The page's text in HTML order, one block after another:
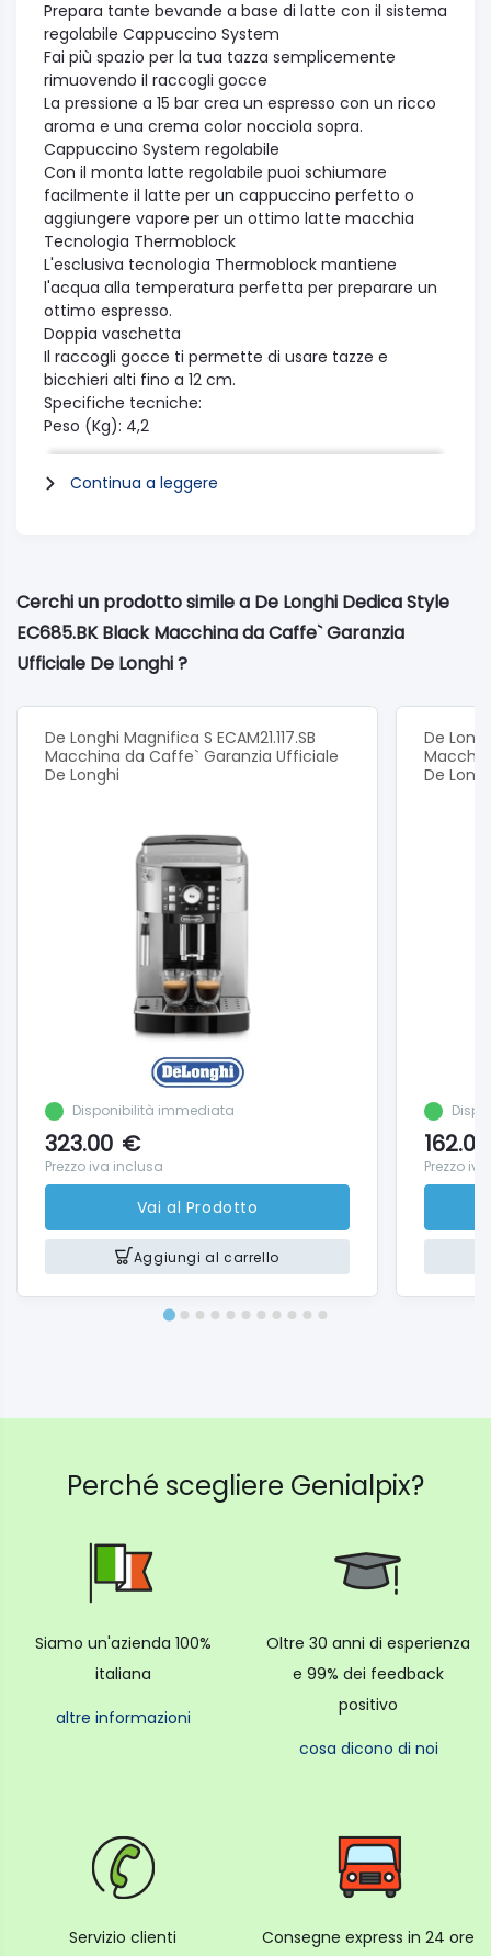
Prepara tante bevande a base di latte con il sistema
regolabile Cappuccino System
Fai più spazio per la tua tazza semplicemente
rimuovendo il raccogli gocce
La pressione a 15 bar crea un espresso con un ricco
aroma e una crema color nocciola sopra.
Cappuccino System regolabile
Con il monta latte regolabile puoi schiumare
facilmente il latte per un cappuccino perfetto o
aggiungere vapore per un ottimo latte macchia
Tecnologia Thermoblock
L'esclusiva tecnologia Thermoblock mantiene
l'acqua alla temperatura perfetta per preparare un
ottimo espresso.
Doppia vaschetta
Il raccogli gocce ti permette di usare tazze e
bicchieri alti fino a 12 cm.
Specifiche tecniche:
Peso (Kg): 4,2
Coffee tamper: Accessorio
Voltaggio/Frequenza (V~Hz): 220-240 V / 50-60Hz
Potenza (W): 1300
Sistema di riscaldamento: Thermoblock
Altezza massima della tazza (cm): 12
Capacità della tanica (l): 1,1
Dimensioni esterne (lxpxh) (mm): 149x330x303
Pressione pompa (bar): 15
Filtro da 1/2 tazze: ✓
Interruttore "on/off": ✓
Vaschetta raccogli gocce estraibile: ✓
Materiale corpo: Stainless Steel
Compatibile con le cialde ESE: ✓
Numero di filtri: 3
Continua a leggere
Cerchi un prodotto simile a De Longhi Dedica Style
EC685.BK Black Macchina da Caffe` Garanzia
Ufficiale De Longhi ?
De Longhi Magnifica S ECAM21.117.SB
Macchina da Caffe` Garanzia Ufficiale
De Longhi
Disponibilità immediata
323.00 €
Prezzo iva inclusa
Vai al Prodotto
Aggiungi al carrello
De
De
162.00
Prezzo
Perché scegliere Genialpix?
Siamo un'azienda 100%
italiana
altre informazioni
Oltre 30 anni di esperienza
e 99% dei feedback
positivo
cosa dicono di noi
Servizio clienti
Consegne express in 24 ore